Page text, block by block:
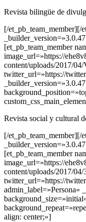
Revista bilingüe de
[/et_pb_team_member][/
[et_pb_team_member
image_url=»https://
content/uploads/2017/
twitter_url=»https://
Revista social y cultural
[/et_pb_team_member][/
[et_pb_team_member
image_url=»https://
content/uploads/2017/
twitter_url=»https://
admin_label=»Persona»
align: center;»]